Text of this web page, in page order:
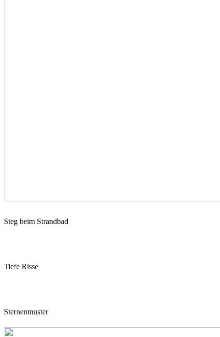
Steg beim Strandbad
Tiefe Risse
Sternenmuster